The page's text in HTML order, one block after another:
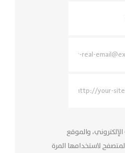
والموقع
لاستخدامها المرة